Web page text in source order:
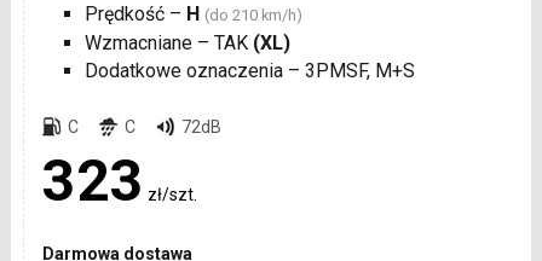
Prędkość – H (do 210 km/h)
Wzmacniane – TAK (XL)
Dodatkowe oznaczenia – 3PMSF, M+S
C C 72dB
323 zł/szt.
Darmowa dostawa